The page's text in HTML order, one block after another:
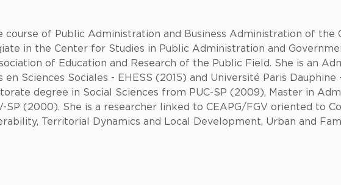
course of Public Administration and Business Administration of the
in the Center for Studies in Public Administration and
of Education and Research of the Public Field. She is an
Sciences Sociales - EHESS (2015) and Université Paris Dauphine
degree in Social Sciences from PUC-SP (2009), Master in
SP (2000). She is a researcher linked to CEAPG/FGV oriented to
Territorial Dynamics and Local Development, Urban and